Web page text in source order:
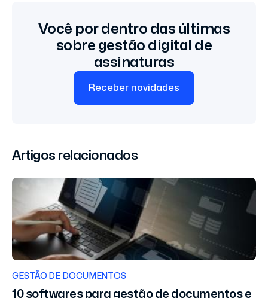
Você por dentro das últimas
sobre gestão digital de
assinaturas
Receber novidades
Artigos relacionados
GESTÃO DE DOCUMENTOS
10 softwares para gestão de documentos e